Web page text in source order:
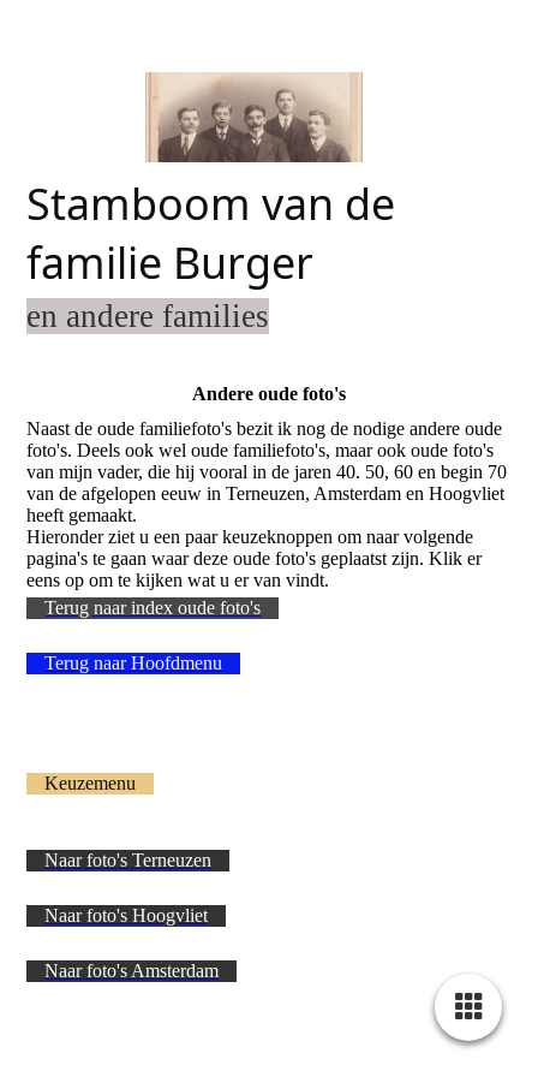
Stamboom van de
familie Burger
en andere families
Andere oude foto's
Naast de oude familiefoto's bezit ik nog de nodige andere oude
foto's. Deels ook wel oude familiefoto's, maar ook oude foto's
van mijn vader, die hij vooral in de jaren 40. 50, 60 en begin 70
van de afgelopen eeuw in Terneuzen, Amsterdam en Hoogvliet
heeft gemaakt.
Hieronder ziet u een paar keuzeknoppen om naar volgende
pagina's te gaan waar deze oude foto's geplaatst zijn. Klik er
eens op om te kijken wat u er van vindt.
Terug naar index oude foto's
Terug naar Hoofdmenu
Keuzemenu
Naar foto's Terneuzen
Naar foto's Hoogvliet
Naar foto's Amsterdam